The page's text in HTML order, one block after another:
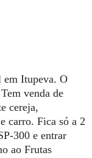
em Itupeva. O
venda de
cereja,
carro. Fica só a 2
300 e entrar
ao Frutas